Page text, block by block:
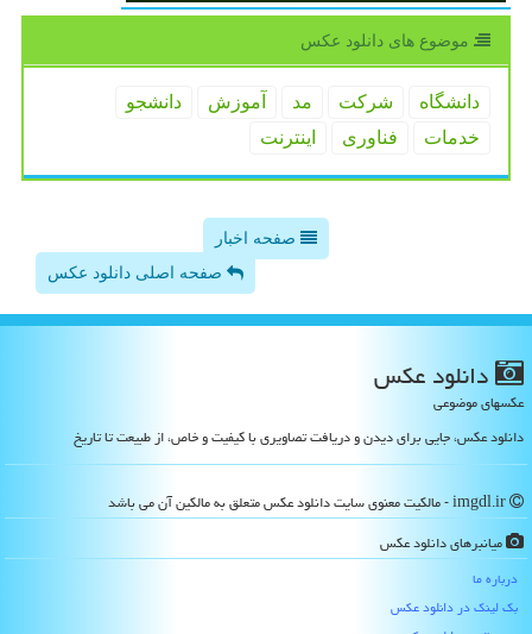
موضوع های دانلود عكس
دانشگاه شركت مد آموزش
دانشجو
خدمات
فناوری اینترنت
صفحه اخبار
صفحه اصلی دانلود عکس
دانلود عكس
عکسهای موضوعی
دانلود عکس، جایی برای دیدن و دریافت تصاویری با کیفیت و خاص، از طبیعت تا تاریخ
میانبرهای دانلود عكس
درباره ما
بک لینک در دانلود عكس